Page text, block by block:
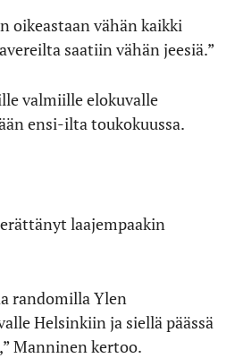
oikeastaan vähän kaikki
saatiin vähän jeesiä.”
valmiille elokuvalle
ensi-ilta toukokuussa.
laajempaakin
randomilla Ylen
Helsinkiin ja siellä päässä
Manninen kertoo.